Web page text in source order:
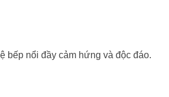
bếp nổi đầy cảm hứng và độc đáo.